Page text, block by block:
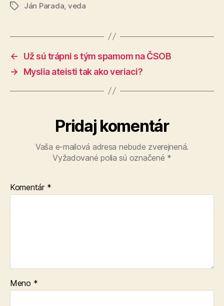
ZnačkyJán Parada veda
←
Už sú trápni s tým spamom na ČSOB
→
Myslia ateisti tak ako veriaci?
Pridaj komentár
Vaša e-mailová adresa nebude zverejnená.
Vyžadované polia sú označené *
Komentár *
Meno *